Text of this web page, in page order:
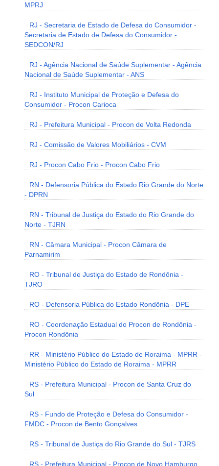
MPRJ
RJ - Secretaria de Estado de Defesa do Consumidor -
Secretaria de Estado de Defesa do Consumidor -
SEDCON/RJ
RJ - Agência Nacional de Saúde Suplementar - Agência
Nacional de Saúde Suplementar - ANS
RJ - Instituto Municipal de Proteção e Defesa do
Consumidor - Procon Carioca
RJ - Prefeitura Municipal - Procon de Volta Redonda
RJ - Comissão de Valores Mobiliários - CVM
RJ - Procon Cabo Frio - Procon Cabo Frio
RN - Defensoria Pública do Estado Rio Grande do Norte
- DPRN
RN - Tribunal de Justiça do Estado do Rio Grande do
Norte - TJRN
RN - Câmara Municipal - Procon Câmara de
Parnamirim
RO - Tribunal de Justiça do Estado de Rondônia -
TJRO
RO - Defensoria Pública do Estado Rondônia - DPE
RO - Coordenação Estadual do Procon de Rondônia -
Procon Rondônia
RR - Ministério Público do Estado de Roraima - MPRR -
Ministério Público do Estado de Roraima - MPRR
RS - Prefeitura Municipal - Procon de Santa Cruz do
Sul
RS - Fundo de Proteção e Defesa do Consumidor -
FMDC - Procon de Bento Gonçalves
RS - Tribunal de Justiça do Rio Grande do Sul - TJRS
RS - Prefeitura Municipal - Procon de Novo Hamburgo